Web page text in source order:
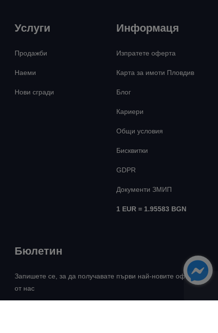
Услуги
Продажби
Наеми
Нови сгради
Информаця
Изпратете оферта
Карта за имоти Пловдив
Блог
Кариери
Общи условия
Бисквитки
GDPR
Документи ЗМИП
1 EUR = 1.95583 BGN
Бюлетин
Запишете се, за да получавате първи най-новите оферти
от нас